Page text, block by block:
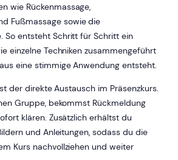
wie Rückenmassage,
Fußmassage sowie die
So entsteht Schritt für Schritt ein
einzelne Techniken zusammengeführt
eine stimmige Anwendung entsteht.
der direkte Austausch im Präsenzkurs.
Gruppe, bekommst Rückmeldung
klären. Zusätzlich erhältst du
und Anleitungen, sodass du die
Kurs nachvollziehen und weiter